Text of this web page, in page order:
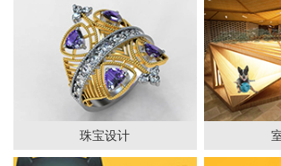
珠宝设计